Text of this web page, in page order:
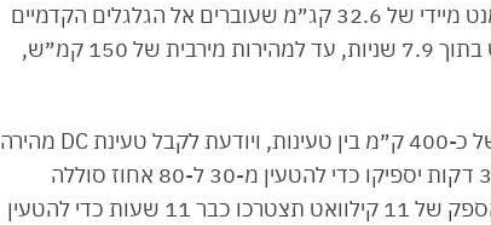
יחידת ההינע של סקייוול ET5 מפיקה 204 כ״ס ומומנט מיידי של 32.6 קג״מ שעוברים אל הגלגלים הקדמיים
בלבד ומזניקים אותו על הנייר מעמידה ל-100 קמ״ש בתוך 7.9 שניות, עד למהירות מירבית של 150 קמ״ש,
הסוללה בקיבולת 72 קוט״ש מאפשרת טווח ריאלי של כ-400 ק״מ בין טעינות, ויודעת לקבל טעינת DC מהירה
בהספק של עד 145 קילוואט. בסקייוול טוענים ש-30 דקות יספיקו כדי להטעין מ-30 ל-80 אחוז סוללה
בקצב טעינה מקסימלי. באמצעות מטען AC ביתי בהספק של 11 קילוואט תצטרכו כבר 11 שעות כדי להטעין